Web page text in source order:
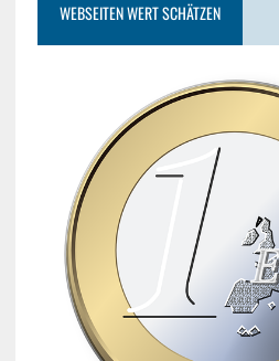
WEBSEITEN WERT SCHÄTZEN